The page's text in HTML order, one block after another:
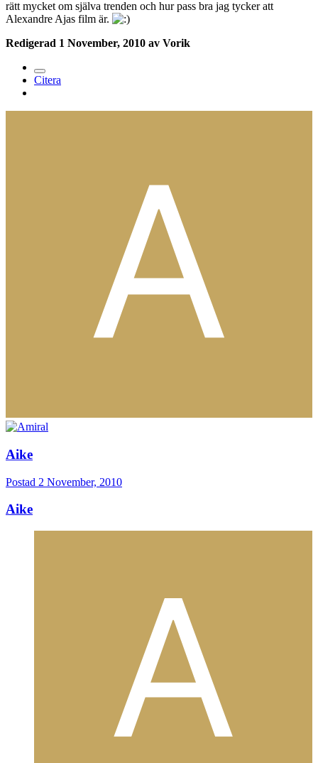
rätt mycket om själva trenden och hur pass bra jag tycker att
Alexandre Ajas film är.
Redigerad 1 November, 2010 av Vorik
Citera
Aike
Postad 2 November, 2010
Aike